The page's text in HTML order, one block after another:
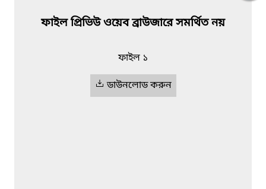
ফাইল প্রিভিউ ওয়েব ব্রাউজারে সমর্থিত নয়
ফাইল ১
ডাউনলোড করুন